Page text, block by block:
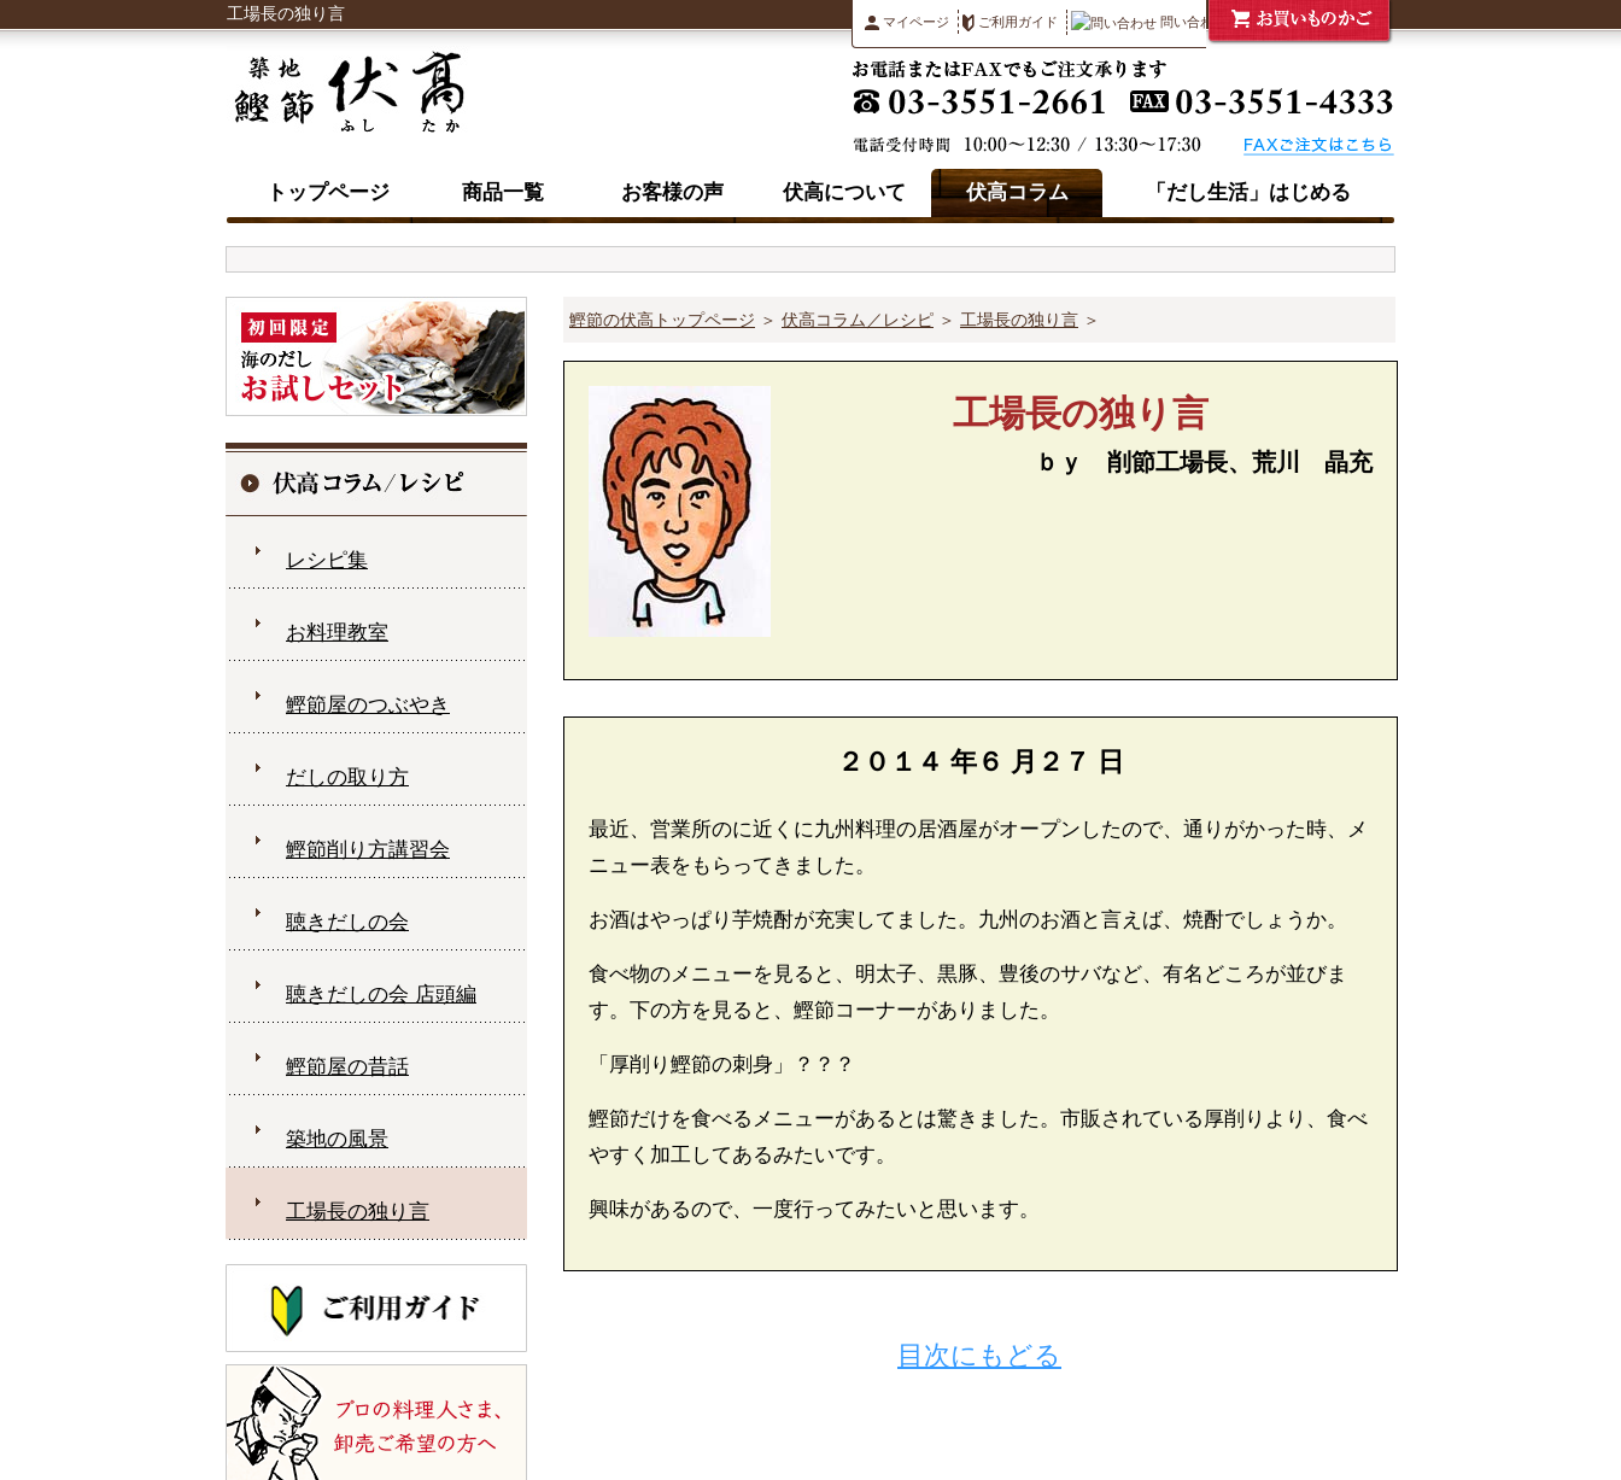
工場長の独り言 マイページ ご利用ガイド 問い合わせ
トップページ 商品一覧 お客様の声 伏高について 伏高コラム 「だし生活」はじめる
鰹節の伏高トップページ ＞ 伏高コラム／レシピ ＞ 工場長の独り言 ＞
工場長の独り言
ｂｙ 削節工場長、荒川 晶充
２０１４ 年 ６ 月 ２７ 日
最近、営業所のに近くに九州料理の居酒屋がオープンしたので、通りがかった時、メ
ニュー表をもらってきました。
お酒はやっぱり芋焼酎が充実してました。九州のお酒と言えば、焼酎でしょうか。
食べ物のメニューを見ると、明太子、黒豚、豊後のサバなど、有名どころが並びま
す。下の方を見ると、鰹節コーナーがありました。
「厚削り鰹節の刺身」？？？
鰹節だけを食べるメニューがあるとは驚きました。市販されている厚削りより、食べ
やすく加工してあるみたいです。
興味があるので、一度行ってみたいと思います。
目次にもどる
レシピ集
お料理教室
鰹節屋のつぶやき
だしの取り方
鰹節削り方講習会
聴きだしの会
聴きだしの会 店頭編
鰹節屋の昔話
築地の風景
工場長の独り言